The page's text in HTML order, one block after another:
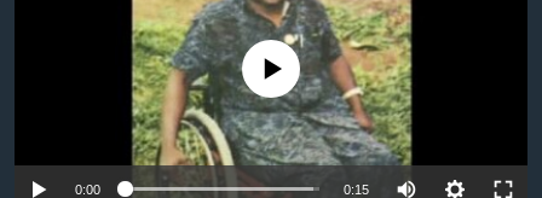
ອິດສະຫຼະພາບດ້ານການຂ່າວ
ຊຸມຊົນຊາວລາວ
No media source currently available
0:00 0:15